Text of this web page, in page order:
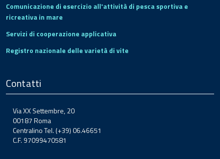
Comunicazione di esercizio all'attività di pesca sportiva e
ricreativa in mare
Servizi di cooperazione applicativa
Registro nazionale delle varietà di vite
Contatti
Via XX Settembre, 20
00187 Roma
Centralino Tel. (+39) 06.46651
C.F. 97099470581